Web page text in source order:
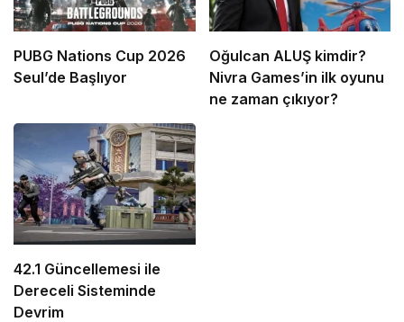
PUBG Nations Cup 2026
Seul’de Başlıyor
Oğulcan ALUŞ kimdir?
Nivra Games’in ilk oyunu
ne zaman çıkıyor?
42.1 Güncellemesi ile
Dereceli Sisteminde
Devrim